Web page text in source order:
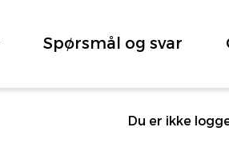
Spørsmål og svar
Du er ikke